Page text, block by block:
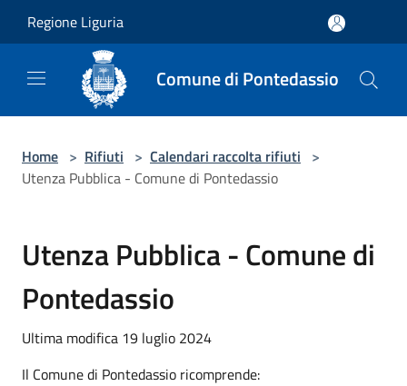
Regione Liguria
Comune di Pontedassio
Home > Rifiuti > Calendari raccolta rifiuti >
Utenza Pubblica - Comune di Pontedassio
Utenza Pubblica - Comune di
Pontedassio
Ultima modifica 19 luglio 2024
Il Comune di Pontedassio ricomprende: